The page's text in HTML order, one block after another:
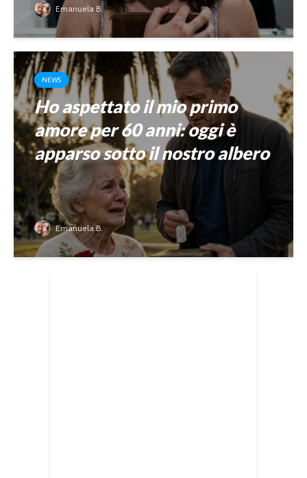
Emanuela B.
NEWS
Ho aspettato il mio primo
amore per 60 anni: oggi è
apparso sotto il nostro albero
Emanuela B.